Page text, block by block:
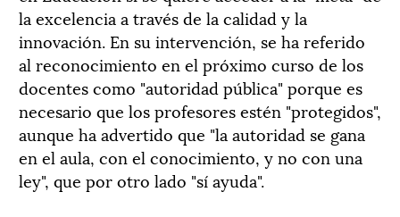
la excelencia a través de la calidad y la
innovación. En su intervención, se ha referido
al reconocimiento en el próximo curso de los
docentes como "autoridad pública" porque es
necesario que los profesores estén "protegidos",
aunque ha advertido que "la autoridad se gana
en el aula, con el conocimiento, y no con una
ley", que por otro lado "sí ayuda".